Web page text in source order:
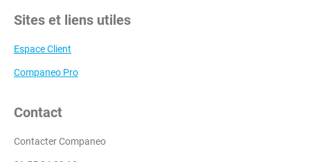
Sites et liens utiles
Espace Client
Companeo Pro
Contact
Contacter Companeo